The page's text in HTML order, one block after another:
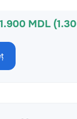
MDL